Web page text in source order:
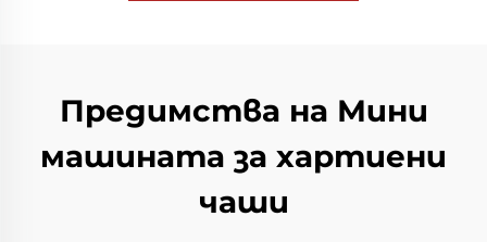
Предимства на Мини
машината за хартиени
чаши